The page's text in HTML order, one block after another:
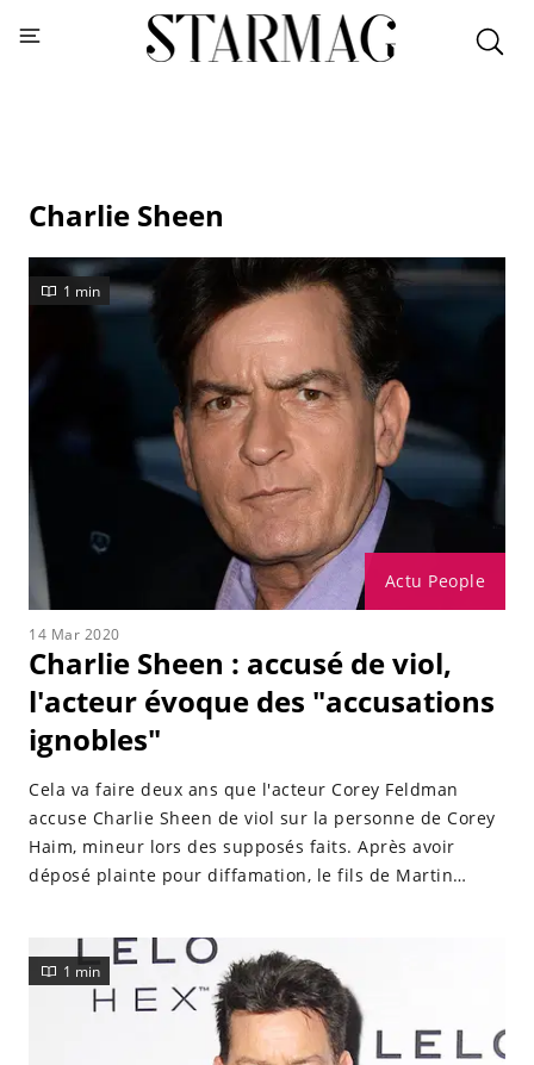
Charlie Sheen
Actu People
1 min
14 Mar 2020
Charlie Sheen : accusé de viol,
l'acteur évoque des "accusations
ignobles"
Cela va faire deux ans que l'acteur Corey Feldman
accuse Charlie Sheen de viol sur la personne de Corey
Haim, mineur lors des supposés faits. Après avoir
déposé plainte pour diffamation, le fils de Martin
prendre la parole, suite à la diffusion d'un
documentaire qui traite de l'affaire.
1 min